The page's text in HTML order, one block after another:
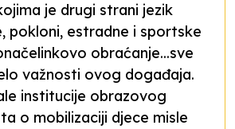
je drugi strani jezik
pokloni, estradne i sportske
obraćanje...sve
važnosti ovog događaja.
institucije obrazovog
o mobilizaciji djece misle